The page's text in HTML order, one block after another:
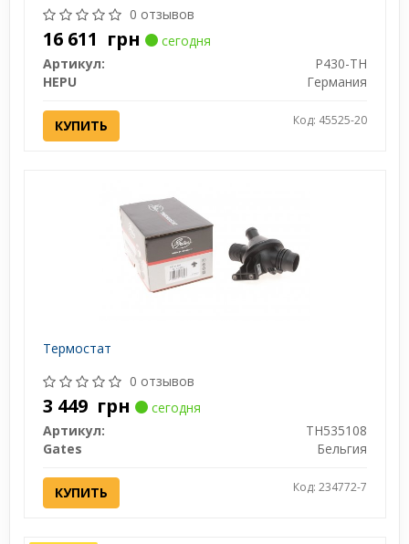
0 отзывов
16 611 грн
сегодня
Артикул:
P430-TH
HEPU
Германия
КУПИТЬ Код: 45525-20
Термостат
0 отзывов
3 449 грн
сегодня
Артикул:
TH535108
Gates
Бельгия
КУПИТЬ Код: 234772-7